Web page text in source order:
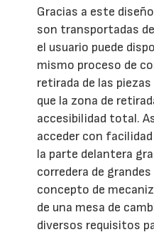
Gracias a este
son transportadas
el usuario puede
mismo proceso de
retirada de las
que la zona de
accesibilidad total.
acceder con
la parte delantera
corredera de
concepto de
de una mesa de
diversos requisitos